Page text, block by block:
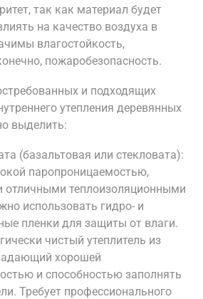
так как материал будет
на качество воздуха в
влагостойкость,
пожаробезопасность.
и подходящих
утепления деревянных
выделить:
(базальтовая или стекловата):
паропроницаемостью,
отличными теплоизоляционными
использовать гидро- и
пленки для защиты от влаги.
чистый утеплитель из
хорошей
и способностью заполнять
Требует профессионального